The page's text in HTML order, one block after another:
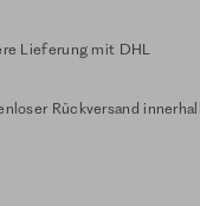
Lieferung mit DHL
Rückversand